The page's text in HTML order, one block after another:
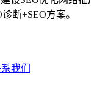
断+SEO方案。
我们